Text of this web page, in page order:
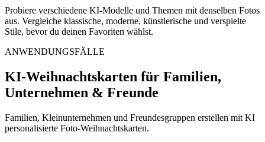
Probiere verschiedene KI-Modelle und Themen mit denselben Fotos
aus. Vergleiche klassische, moderne, künstlerische und verspielte
Stile, bevor du deinen Favoriten wählst.
ANWENDUNGSFÄLLE
KI-Weihnachtskarten für Familien,
Unternehmen & Freunde
Familien, Kleinunternehmen und Freundesgruppen erstellen mit KI
personalisierte Foto-Weihnachtskarten.